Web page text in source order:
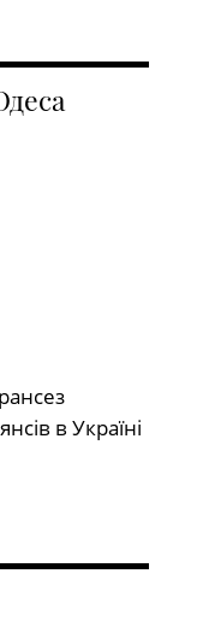
в Україні